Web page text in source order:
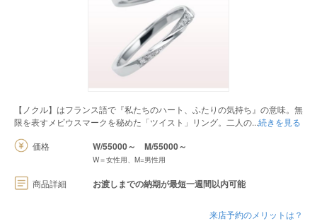
【ノクル】はフランス語で『私たちのハート、ふたりの気持ち』の意味。無
限を表すメビウスマークを秘めた「ツイスト」リング。二人の 続きを見る
価格
W/55000～ M/55000～
W＝女性用、M=男性用
商品詳細 お渡しまでの納期が最短一週間以内可能
来店予約のメリットは？